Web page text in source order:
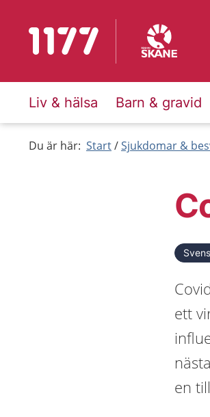
Till startsidan för 1177
Liv & hälsa Barn & gravid
Du är här: Start Sjukdomar &
ett
en